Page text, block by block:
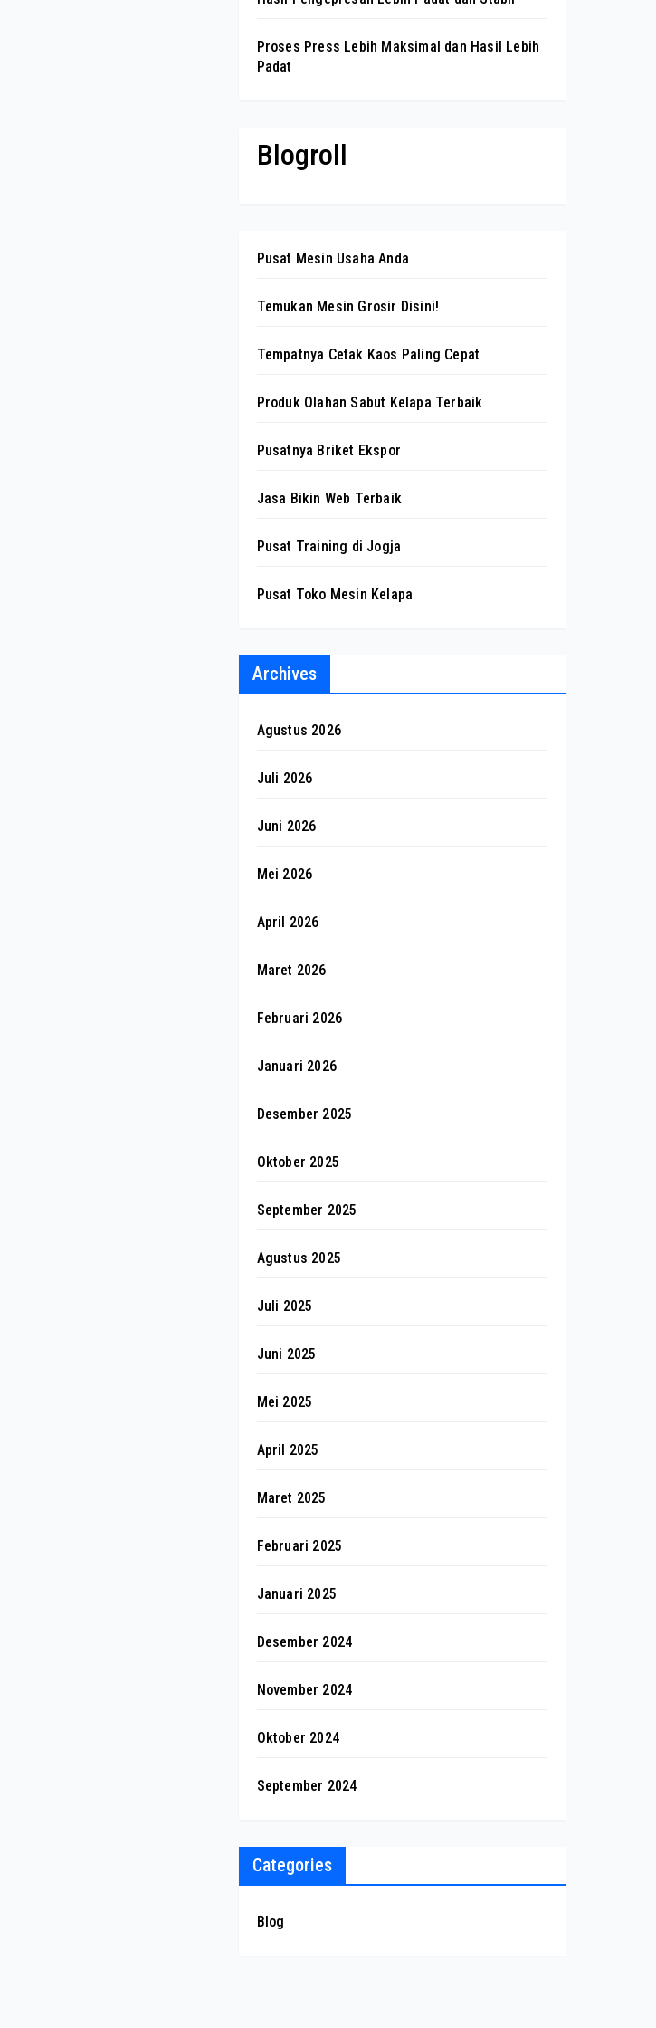
Proses Press Lebih Maksimal dan Hasil Lebih
Padat
Blogroll
Pusat Mesin Usaha Anda
Temukan Mesin Grosir Disini!
Tempatnya Cetak Kaos Paling Cepat
Produk Olahan Sabut Kelapa Terbaik
Pusatnya Briket Ekspor
Jasa Bikin Web Terbaik
Pusat Training di Jogja
Pusat Toko Mesin Kelapa
Archives
Agustus 2026
Juli 2026
Juni 2026
Mei 2026
April 2026
Maret 2026
Februari 2026
Januari 2026
Desember 2025
Oktober 2025
September 2025
Agustus 2025
Juli 2025
Juni 2025
Mei 2025
April 2025
Maret 2025
Februari 2025
Januari 2025
Desember 2024
November 2024
Oktober 2024
September 2024
Categories
Blog